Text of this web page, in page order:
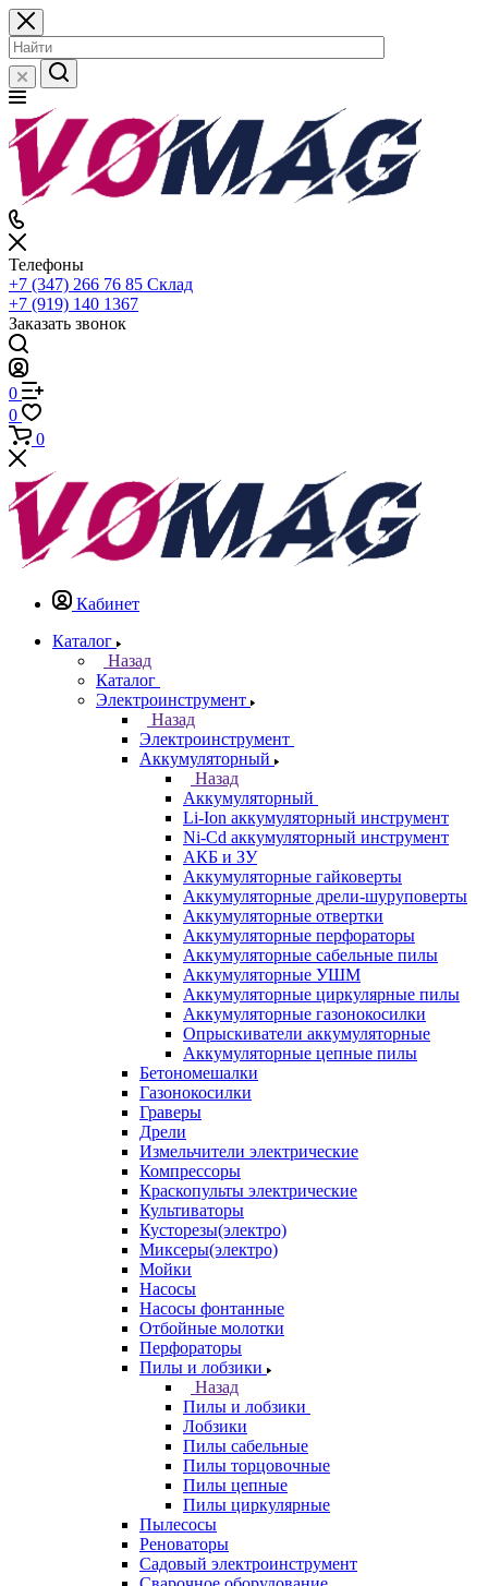
Телефоны
+7 (347) 266 76 85 Склад
+7 (919) 140 1367
Заказать звонок
0
0
0
Кабинет
Каталог
Назад
Каталог
Электроинструмент
Назад
Электроинструмент
Аккумуляторный
Назад
Аккумуляторный
Li-Ion аккумуляторный инструмент
Ni-Cd аккумуляторный инструмент
АКБ и ЗУ
Аккумуляторные гайковерты
Аккумуляторные дрели-шуруповерты
Аккумуляторные отвертки
Аккумуляторные перфораторы
Аккумуляторные сабельные пилы
Аккумуляторные УШМ
Аккумуляторные циркулярные пилы
Аккумуляторные газонокосилки
Опрыскиватели аккумуляторные
Аккумуляторные цепные пилы
Бетономешалки
Газонокосилки
Граверы
Дрели
Измельчители электрические
Компрессоры
Краскопульты электрические
Культиваторы
Кусторезы(электро)
Миксеры(электро)
Мойки
Насосы
Насосы фонтанные
Отбойные молотки
Перфораторы
Пилы и лобзики
Назад
Пилы и лобзики
Лобзики
Пилы сабельные
Пилы торцовочные
Пилы цепные
Пилы циркулярные
Пылесосы
Реноваторы
Садовый электроинструмент